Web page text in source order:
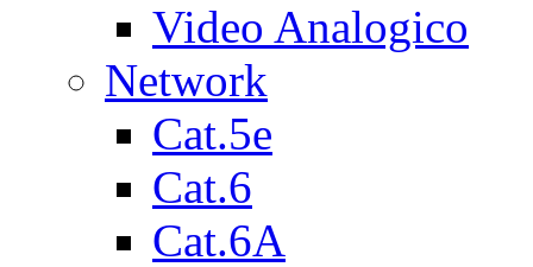
Video Analogico
Network
Cat.5e
Cat.6
Cat.6A